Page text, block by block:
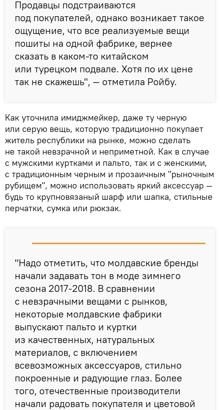
Продавцы подстраиваются
под покупателей, однако возникает такое
ощущение, что все реализуемые вещи
пошиты на одной фабрике, вернее
сказать в каком-то китайском
или турецком подвале. Хотя по их цене
так не скажешь", — отметила Ройбу.
Как уточнила имиджмейкер, даже ту черную
или серую вещь, которую традиционно покупает
житель республики на рынке, можно сделать
не такой невзрачной и неприметной. Как в случае
с мужскими куртками и пальто, так и с женскими,
с традиционным черным и прозаичным "рыночным
рубищем", можно использовать яркий аксессуар —
будь то крупновязаный шарф или шапка, стильные
перчатки, сумка или рюкзак.
"Надо отметить, что молдавские бренды
начали задавать тон в моде зимнего
сезона 2017-2018. В сравнении
с невзрачными вещами с рынков,
некоторые молдавские фабрики
выпускают пальто и куртки
из качественных, натуральных
материалов, с включением
всевозможных аксессуаров, стильно
покроенные и радующие глаз. Более
того, отечественные производители
начали радовать покупателя и цветовой